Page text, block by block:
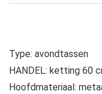
Type: avondtassen
HANDEL: ketting 60
Hoofdmateriaal: